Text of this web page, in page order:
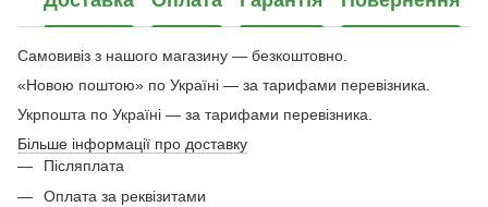
Самовивіз з нашого магазину — безкоштовно.
«Новою поштою» по Україні — за тарифами перевізника.
Укрпошта по Україні — за тарифами перевізника.
Більше інформації про доставку
Післяплата
Оплата за реквізитами